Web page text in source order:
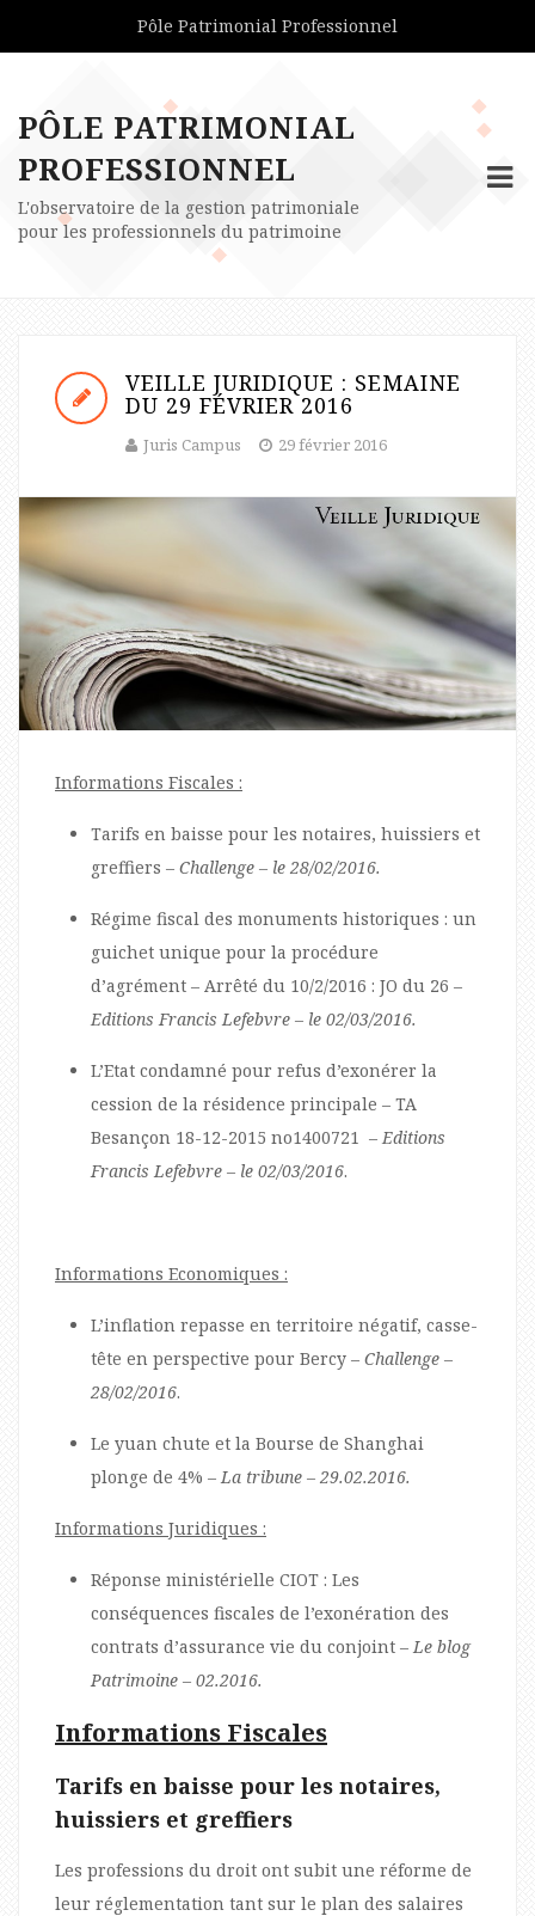
Pôle Patrimonial Professionnel
PÔLE PATRIMONIAL
PROFESSIONNEL
L'observatoire de la gestion patrimoniale
pour les professionnels du patrimoine
VEILLE JURIDIQUE : SEMAINE
DU 29 FÉVRIER 2016
Juris Campus 29 février 2016
Informations Fiscales :
Tarifs en baisse pour les notaires, huissiers et
greffiers – Challenge – le 28/02/2016.
Régime fiscal des monuments historiques : un
guichet unique pour la procédure
d’agrément – Arrêté du 10/2/2016 : JO du 26 –
Editions Francis Lefebvre – le 02/03/2016.
L’Etat condamné pour refus d’exonérer la
cession de la résidence principale – TA
Besançon 18-12-2015 no1400721 – Editions
Francis Lefebvre – le 02/03/2016.
Informations Economiques :
L’inflation repasse en territoire négatif, casse-
tête en perspective pour Bercy – Challenge –
28/02/2016.
Le yuan chute et la Bourse de Shanghai
plonge de 4% – La tribune – 29.02.2016.
Informations Juridiques :
Réponse ministérielle CIOT : Les
conséquences fiscales de l’exonération des
contrats d’assurance vie du conjoint – Le blog
Patrimoine – 02.2016.
Informations Fiscales
Tarifs en baisse pour les notaires,
huissiers et greffiers
Les professions du droit ont subit une réforme de
leur réglementation tant sur le plan des salaires